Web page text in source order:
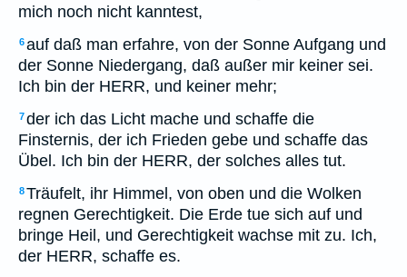
mich noch nicht kanntest,
6auf daß man erfahre, von der Sonne Aufgang und
der Sonne Niedergang, daß außer mir keiner sei.
Ich bin der HERR, und keiner mehr;
7der ich das Licht mache und schaffe die
Finsternis, der ich Frieden gebe und schaffe das
Übel. Ich bin der HERR, der solches alles tut.
8Träufelt, ihr Himmel, von oben und die Wolken
regnen Gerechtigkeit. Die Erde tue sich auf und
bringe Heil, und Gerechtigkeit wachse mit zu. Ich,
der HERR, schaffe es.